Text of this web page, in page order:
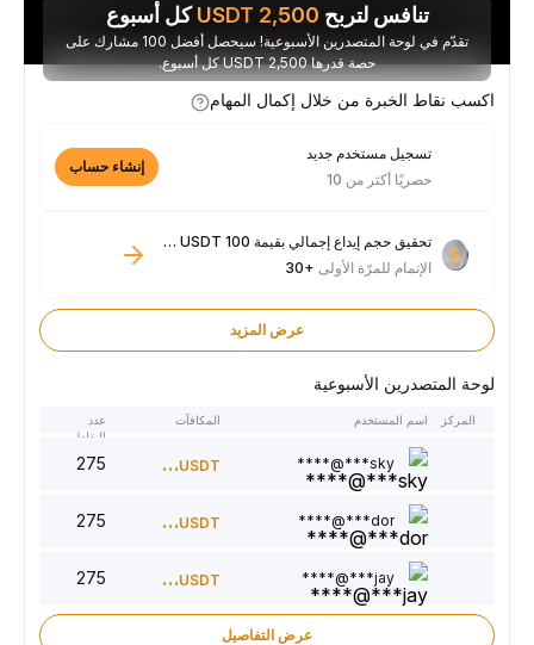
تنافس لتربح 2,500
USDTكل أسبوع
تقدّم في لوحة المتصدرين الأسبوعية! سيحصل أفضل 100 مشارك على
حصة قدرها 2,500 USDT كل أسبوع.
اكسب نقاط الخبرة من خلال إكمال المهام
تسجيل مستخدم جديد
حصريًا أكثر من 10
إنشاء حساب
تحقيق حجم إيداع إجمالي بقيمة 100 USDT فأكثر
الإتمام للمرّة الأولى+30
عرض المزيد
لوحة المتصدرين الأسبوعية
المركز اسم المستخدم المكافآت
النقاط
sky***@****
300USDT
dor***@****
220USDT
jay***@****
150USDT
عرض التفاصيل